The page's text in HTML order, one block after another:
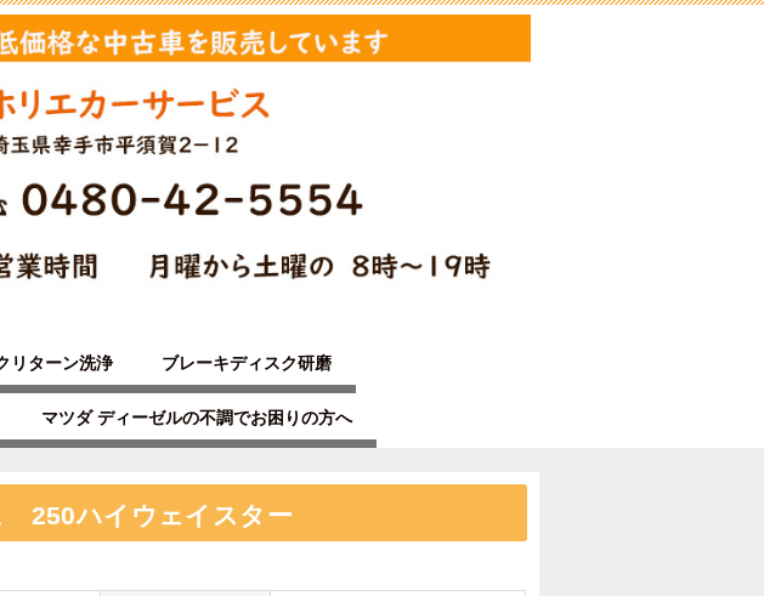
リターン洗浄 ブレーキディスク研磨
マツダ ディーゼルの不調でお困りの方へ
250ハイウェイスター